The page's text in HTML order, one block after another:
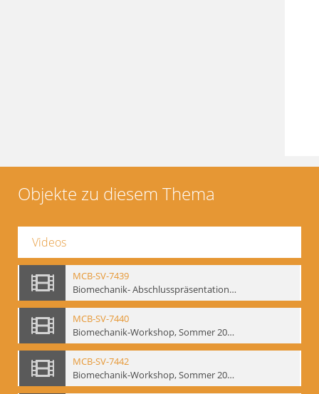
Objekte zu diesem Thema
Videos
MCB-SV-7439
Biomechanik- Abschlusspräsentation des Workshops Sommer 2001
MCB-SV-7440
Biomechanik-Workshop, Sommer 2002
MCB-SV-7442
Biomechanik-Workshop, Sommer 2003